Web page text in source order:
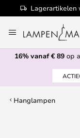
Lagerartikelen
naar
de
inhoud
16% vanaf € 89 op
Hanglampen